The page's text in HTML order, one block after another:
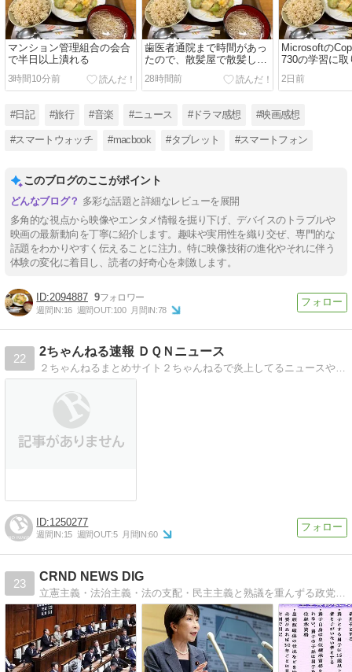
マンション管理組合の会合
で半日以上潰れる
3時間10分前
歯医者通院まで時間があっ
たので、散髪屋で散髪して
もらう
28時間前
Microsoftの
730の学習に取
2日前
#日記 #旅行 #音楽 #ニュース #ドラマ感想 #映画感想
#スマートウォッチ #macbook #タブレット #スマートフォン
このブログのここがポイント
多彩な話題と詳細なレビューを展開
多角的な視点から映像やエンタメ情報を掘り下げ、デバイスのトラブルや
映画の最新動向を丁寧に紹介します。趣味や実用性を織り交ぜ、専門的な
話題をわかりやすく伝えることに注力。特に映像技術の進化やそれに伴う
体験の変化に着目し、読者の好奇心を刺激します。
2094887 9
週間IN:16 週間OUT:100 月間IN:78
22
2ちゃんねる速報 ＤＱＮニュース
２ちゃんねるまとめサイト２ちゃんねるで炎上してるニュースや話題のニュース、面白いニュース、時事ネタを紹介
1250277
週間IN:15 週間OUT:5 月間IN:60
23
CRND NEWS DIG
立憲主義・法治主義・法の支配・民主主義と熟議を重んずる政党(政治家)を応援します。無党派。国民益優先。基本的人権の尊重。リベラル正常化。反緊縮。政治・経済・時事問題など様々な「ニュース」を国民目線で考える論説ブログです。